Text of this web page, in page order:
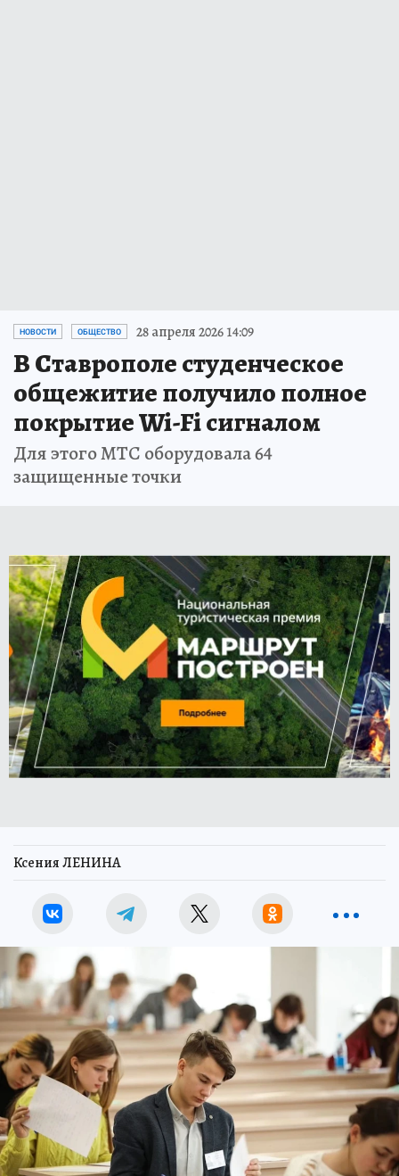
НОВОСТИ ОБЩЕСТВО 28 апреля 2026 14:09
В Ставрополе студенческое
общежитие получило полное
покрытие Wi-Fi сигналом
Для этого МТС оборудовала 64
защищенные точки
Ксения ЛЕНИНА